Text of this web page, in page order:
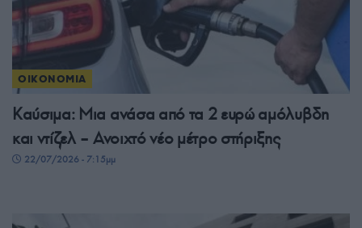
ΟΙΚΟΝΟΜΙΑ
Καύσιμα: Μια ανάσα από τα 2 ευρώ αμόλυβδη
και ντίζελ – Ανοιχτό νέο μέτρο στήριξης
22/07/2026 - 7:15μμ